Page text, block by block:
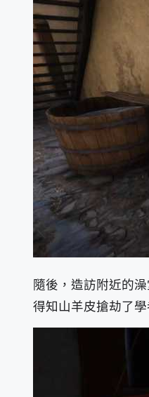
隨後，造訪附近的
得知山羊皮搶劫了